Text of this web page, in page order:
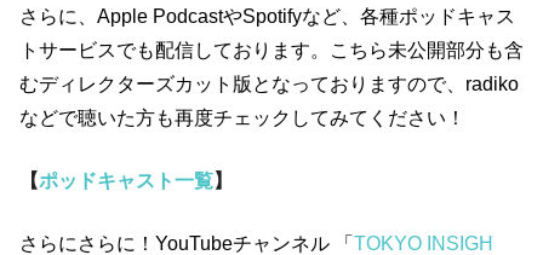
さらに、Apple PodcastやSpotifyなど、各種ポッドキャス
トサービスでも配信しております。こちら未公開部分も含
むディレクターズカット版となっておりますので、radiko
などで聴いた方も再度チェックしてみてください！
【ポッドキャスト一覧】
さらにさらに！YouTubeチャンネル 「 TOKYO INSIGH